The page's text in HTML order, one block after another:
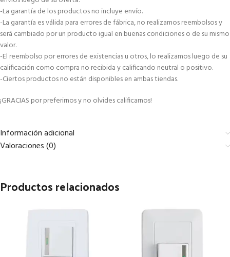
-La garantía de los productos no incluye envío.
-La garantía es válida para errores de fábrica, no realizamos reembolsos y
será cambiado por un producto igual en buenas condiciones o de su mismo
valor.
-El reembolso por errores de existencias u otros, lo realizamos luego de su
calificación como compra no recibida y calificando neutral o positivo.
-Ciertos productos no están disponibles en ambas tiendas.
¡GRACIAS por preferirnos y no olvides calificarnos!
Información adicional
Valoraciones (0)
Productos relacionados